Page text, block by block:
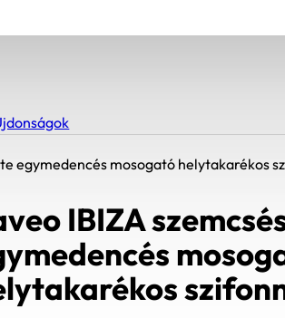
egymedencés mosogató helytakarékos
IBIZA